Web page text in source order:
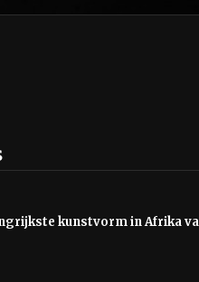
kunstvorm in Afrika